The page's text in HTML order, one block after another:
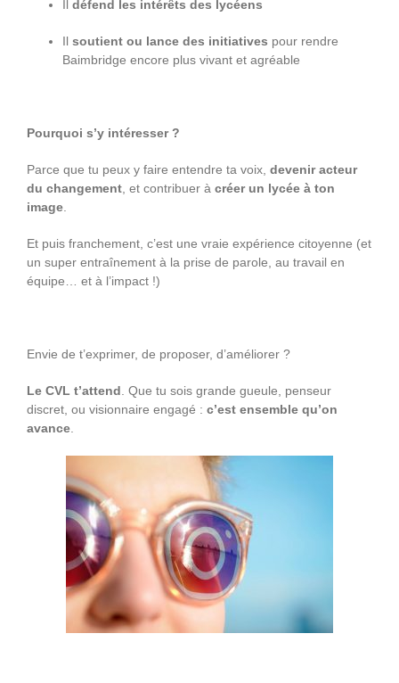
Il défend les intérêts des lycéens
Il soutient ou lance des initiatives pour rendre
Baimbridge encore plus vivant et agréable
Pourquoi s’y intéresser ?
Parce que tu peux y faire entendre ta voix, devenir acteur
du changement , et contribuer à créer un lycée à ton
image
Et puis franchement, c’est une vraie expérience citoyenne (et
un super entraînement à la prise de parole, au travail en
équipe… et à l’impact !)
Envie de t’exprimer, de proposer, d’améliorer ?
Le CVL t’attend . Que tu sois grande gueule, penseur
discret, ou visionnaire engagé : c’est ensemble qu’on
avance